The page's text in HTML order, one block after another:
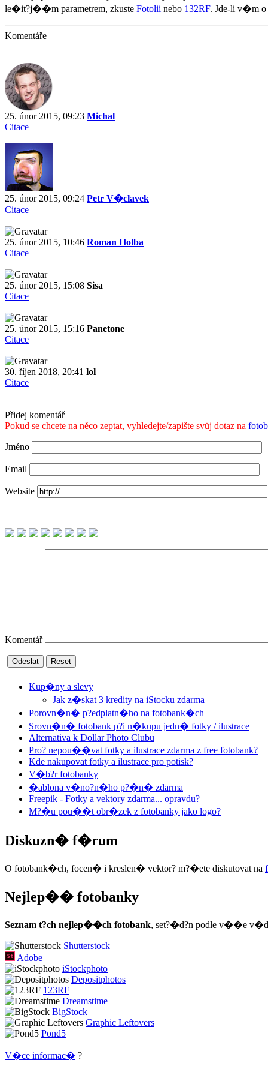
le�it?j��m parametrem, zkuste Fotolii nebo 132RF. Jde-li v�m
Komentáře
25. únor 2015, 09:23 Michal
Citace
25. únor 2015, 09:24 Petr V�clavek
Citace
25. únor 2015, 10:46 Roman Holba
Citace
25. únor 2015, 15:08 Sisa
Citace
25. únor 2015, 15:16 Panetone
Citace
30. říjen 2018, 20:41 lol
Citace
Přidej komentář
Pokud se chcete na něco zeptat, vyhledejte/zapište svůj dotaz na
Jméno
Email
Website
Komentář
Odeslat Reset
Kup�ny a slevy
Jak z�skat 3 kredity na iStocku zdarma
Porovn�n� p?edplatn�ho na fotobank�ch
Srovn�n� fotobank p?i n�kupu jedn� fotky / ilustrace
Alternativa k Dollar Photo Clubu
Pro? nepou��vat fotky a ilustrace zdarma z free fotobank?
Kde nakupovat fotky a ilustrace pro potisk?
V�b?r fotobanky
�ablona v�no?n�ho p?�n� zdarma
Freepik - Fotky a vektory zdarma... opravdu?
M?�u pou��t obr�zek z fotobanky jako logo?
Diskuzn� f�rum
O fotobank�ch, focen� i kreslen� vektor? m?�ete diskutovat na
Nejlep�� fotobanky
Seznam t?ch nejlep��ch fotobank, set?�d?n podle v��e
Shutterstock
Adobe
iStockphoto
Depositphotos
123RF
Dreamstime
BigStock
Graphic Leftovers
Pond5
V�ce informac� ?